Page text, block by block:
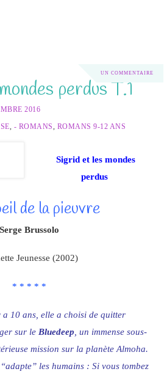
UN COMMENTAIRE
perdus T.1
2016
, - ROMANS, ROMANS 9-12 ANS
Sigrid et les mondes
perdus
de la pieuvre
Serge Brussolo
Jeunesse (2002)
* * * * *
10 ans, elle a choisi de quitter
sur le Bluedeep , un immense sous-
mission sur la planète Almoha.
les humains : Si vous tombez